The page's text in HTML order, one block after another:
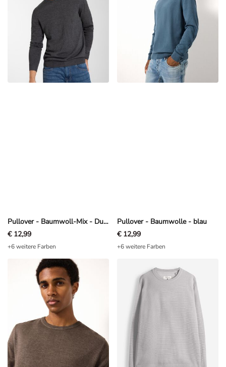
Pullover - Baumwoll-Mix - Dunkelgrau
€ 12,99
+6 weitere Farben
Pullover - Baumwolle - blau
€ 12,99
+6 weitere Farben